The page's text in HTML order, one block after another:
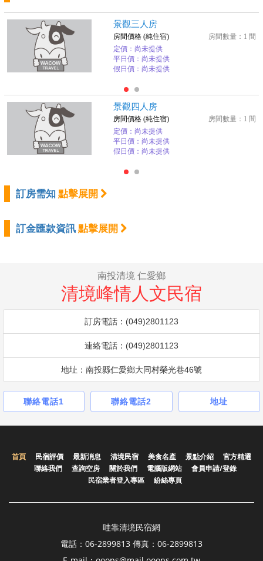
景觀三人房
房間數量：1 間
房間價格 (純住宿)
定價：尚未提供
平日價：尚未提供
假日價：尚未提供
景觀四人房
房間數量：1 間
房間價格 (純住宿)
定價：尚未提供
平日價：尚未提供
假日價：尚未提供
訂房需知 點擊展開
訂金匯款資訊 點擊展開
南投清境 仁愛鄉
清境峰情人文民宿
訂房電話：(049)2801123
連絡電話：(049)2801123
地址：南投縣仁愛鄉大同村榮光巷46號
聯絡電話1 聯絡電話2 地址
首頁 民宿評價 最新消息 清境民宿 美食名產 景點介紹
官方精選
聯絡我們
查詢空房 關於我們 電腦版網站
會員申請/登錄
民宿業者登入專區
紛絲專頁
哇靠清境民宿網
電話：06-2899813 傳真：06-2899813